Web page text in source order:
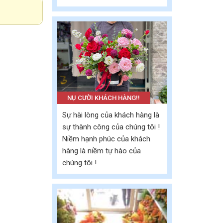
NỤ CƯỜI KHÁCH HÀNG!!
Sự hài lòng của khách hàng là
sự thành công của chúng tôi !
Niềm hạnh phúc của khách
hàng là niềm tự hào của
chúng tôi !